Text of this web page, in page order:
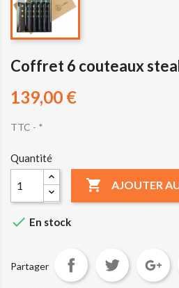
Coffret 6 couteaux
139,00 €
TTC *
Quantité
 AJOUTER
 En stock
Partager